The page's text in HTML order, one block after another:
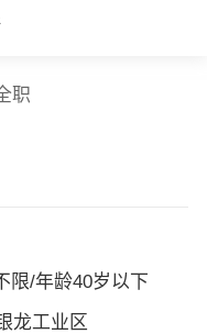
职
限/年龄40岁以下
龙工业区